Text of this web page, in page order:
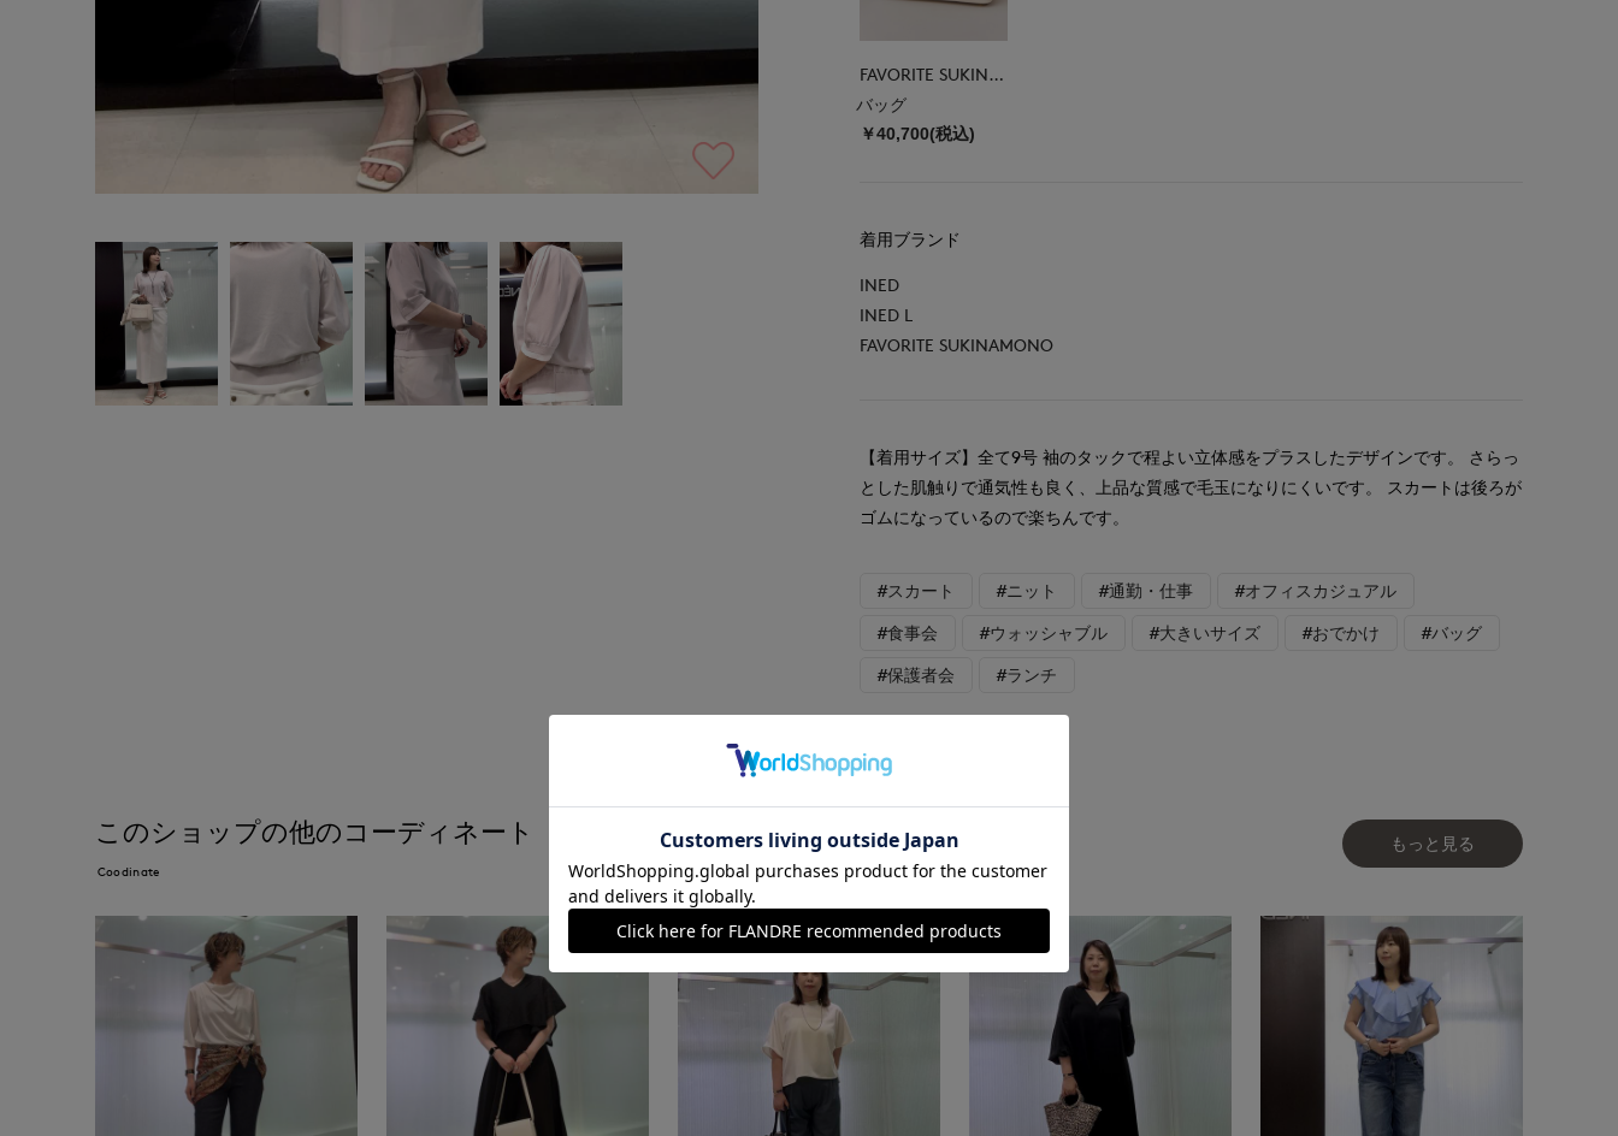
FAVORITE SUKINAMONO
バッグ
￥40,700(税込)
着用ブランド
INED
INED L
FAVORITE SUKINAMONO
【着用サイズ】全て9号 袖のタックで程よい立体感をプラスしたデザインです。 さらっ
とした肌触りで通気性も良く、上品な質感で毛玉になりにくいです。 スカートは後ろが
ゴムになっているので楽ちんです。
#スカート #ニット #通勤・仕事 #オフィスカジュアル
#食事会 #ウォッシャブル #大きいサイズ #おでかけ #バッグ
#保護者会 #ランチ
このショップの他のコーディネート
Coodinate
もっと見る